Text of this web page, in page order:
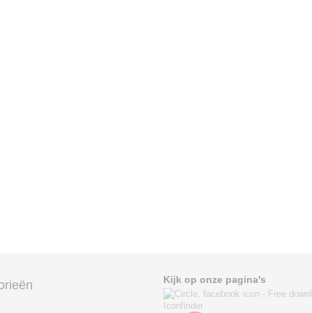
Kijk op onze pagina's